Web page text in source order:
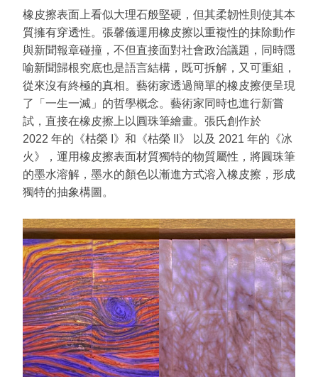
橡皮擦表面上看似大理石般堅硬，但其柔韌性則使其本
質擁有穿透性。張馨儀運用橡皮擦以重複性的抹除動作
與新聞報章碰撞，不但直接面對社會政治議題，同時隱
喻新聞歸根究底也是語言結構，既可拆解，又可重組，
從來沒有終極的真相。藝術家透過簡單的橡皮擦便呈現
了「一生一滅」的哲學概念。藝術家同時也進行新嘗
試，直接在橡皮擦上以圓珠筆繪畫。張氏創作於
2022 年的《枯榮 I》和《枯榮 II》 以及 2021 年的《冰
火》，運用橡皮擦表面材質獨特的物質屬性，將圓珠筆
的墨水溶解，墨水的顏色以漸進方式溶入橡皮擦，形成
獨特的抽象構圖。